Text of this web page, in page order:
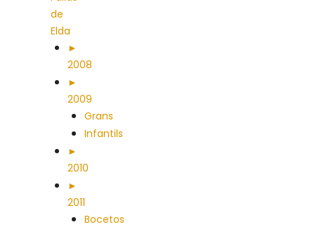
de
Elda
►
2008
►
2009
Grans
Infantils
►
2010
►
2011
Bocetos